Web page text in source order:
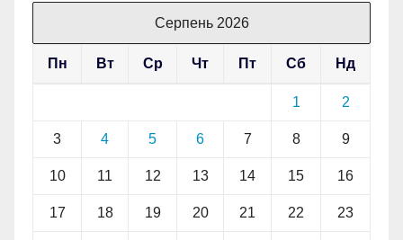
Серпень 2026
Пн Вт Ср Чт Пт Сб Нд
1 2
3 4 5 6 7 8 9
10 11 12 13 14 15 16
17 18 19 20 21 22 23